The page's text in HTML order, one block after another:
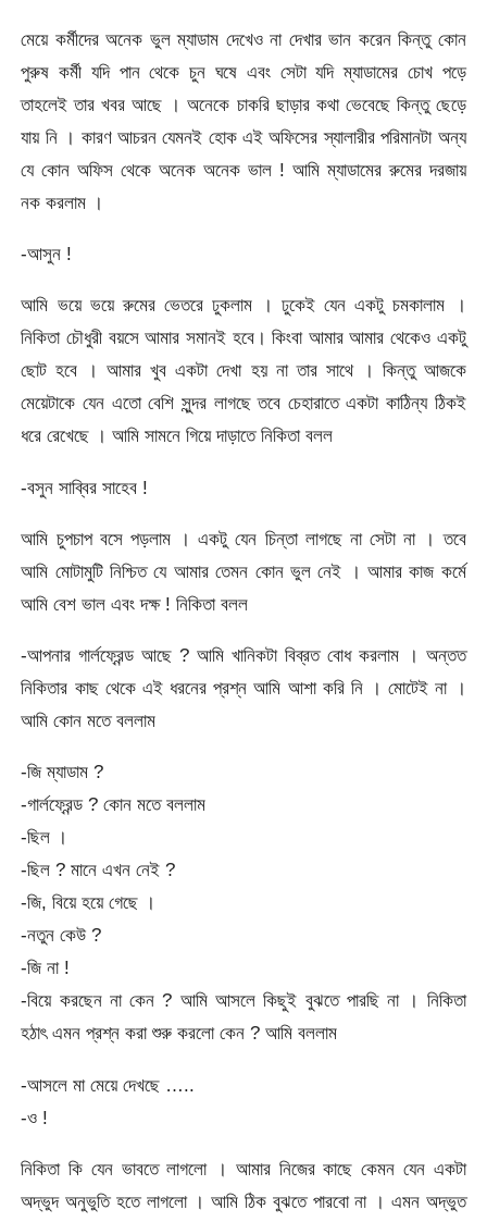
মেয়ে কর্মীদের অনেক ভুল ম্যাডাম দেখেও না দেখার ভান করেন কিন্তু কোন
পুরুষ কর্মী যদি পান থেকে চুন ঘষে এবং সেটা যদি ম্যাডামের চোখ পড়ে
তাহলেই তার খবর আছে । অনেকে চাকরি ছাড়ার কথা ভেবেছে কিন্তু ছেড়ে
যায় নি । কারণ আচরন যেমনই হোক এই অফিসের স্যালারীর পরিমানটা অন্য
যে কোন অফিস থেকে অনেক অনেক ভাল ! আমি ম্যাডামের রুমের দরজায়
নক করলাম ।
-আসুন !
আমি ভয়ে ভয়ে রুমের ভেতরে ঢুকলাম । ঢুকেই যেন একটু চমকালাম ।
নিকিতা চৌধুরী বয়সে আমার সমানই হবে। কিংবা আমার আমার থেকেও একটু
ছোট হবে । আমার খুব একটা দেখা হয় না তার সাথে । কিন্তু আজকে
মেয়েটাকে যেন এতো বেশি সুন্দর লাগছে তবে চেহারাতে একটা কাঠিন্য ঠিকই
ধরে রেখেছে । আমি সামনে গিয়ে দাড়াতে নিকিতা বলল
-বসুন সাব্বির সাহেব !
আমি চুপচাপ বসে পড়লাম । একটু যেন চিন্তা লাগছে না সেটা না । তবে
আমি মোটামুটি নিশ্চিত যে আমার তেমন কোন ভুল নেই । আমার কাজ কর্মে
আমি বেশ ভাল এবং দক্ষ ! নিকিতা বলল
-আপনার গার্লফ্রেন্ড আছে ? আমি খানিকটা বিব্রত বোধ করলাম । অন্তত
নিকিতার কাছ থেকে এই ধরনের প্রশ্ন আমি আশা করি নি । মোটেই না ।
আমি কোন মতে বললাম
-জি ম্যাডাম ?
-গার্লফ্রেন্ড ? কোন মতে বললাম
-ছিল ।
-ছিল ? মানে এখন নেই ?
-জি, বিয়ে হয়ে গেছে ।
-নতুন কেউ ?
-জি না !
-বিয়ে করছেন না কেন ? আমি আসলে কিছুই বুঝতে পারছি না । নিকিতা
হঠাৎ এমন প্রশ্ন করা শুরু করলো কেন ? আমি বললাম
-আসলে মা মেয়ে দেখছে …..
-ও !
নিকিতা কি যেন ভাবতে লাগলো । আমার নিজের কাছে কেমন যেন একটা
অদ্ভুদ অনুভুতি হতে লাগলো । আমি ঠিক বুঝতে পারবো না । এমন অদ্ভুত